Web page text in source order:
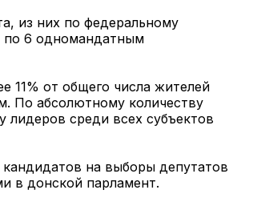
из них по федеральному
по 6 одномандатным
11% от общего числа жителей
По абсолютному количеству
лидеров среди всех субъектов
на выборы депутатов
в донской парламент.